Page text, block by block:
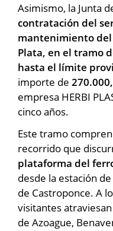
Asimismo, la Junta
contratación del
mantenimiento del
Plata, en el tramo
hasta el límite
importe de
empresa HERBI
cinco años.
Este tramo
recorrido que
plataforma del
desde la estación
de Castroponce. A
visitantes
de Azoague,